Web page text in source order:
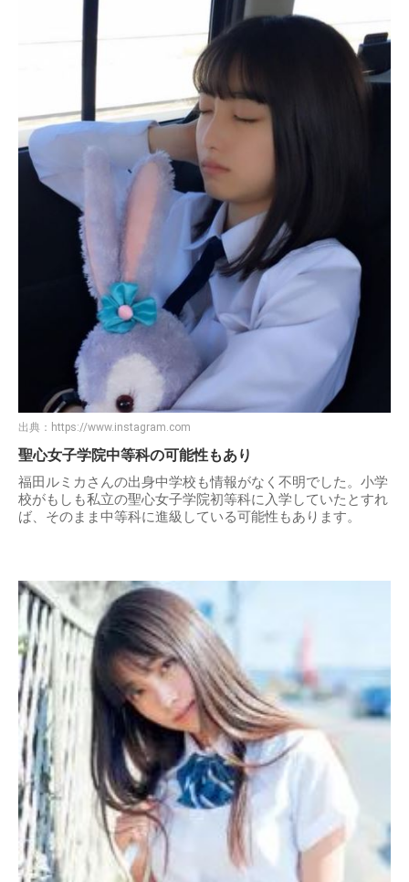
出典： https://www.instagram.com
聖心女子学院中等科の可能性もあり
福田ルミカさんの出身中学校も情報がなく不明でした。小学
校がもしも私立の聖心女子学院初等科に入学していたとすれ
ば、そのまま中等科に進級している可能性もあります。